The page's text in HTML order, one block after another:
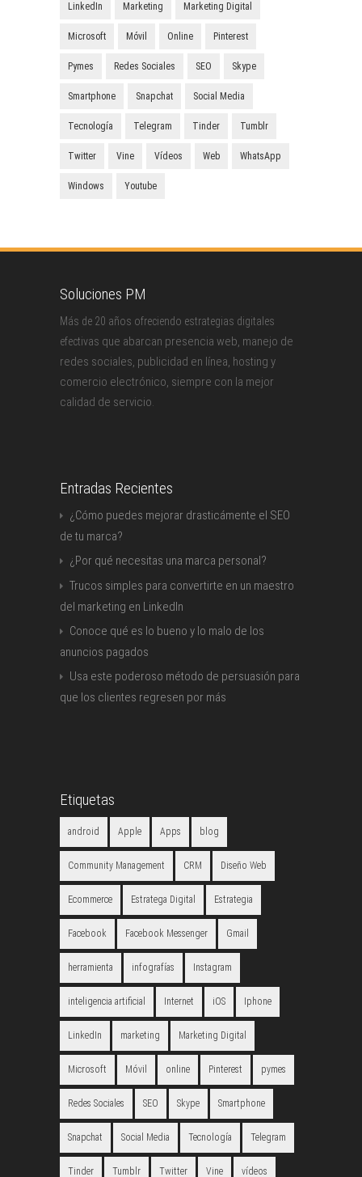
LinkedIn Marketing Marketing Digital
Microsoft Móvil Online Pinterest
Pymes Redes Sociales SEO Skype
Smartphone Snapchat Social Media
Tecnología Telegram Tinder Tumblr
Twitter Vine Vídeos Web WhatsApp
Windows Youtube
Soluciones PM
Más de 20 años ofreciendo estrategias digitales
efectivas que abarcan presencia web, manejo de
redes sociales, publicidad en línea, hosting y
comercio electrónico, siempre con la mejor
calidad de servicio.
Entradas Recientes
¿Cómo puedes mejorar drasticámente el SEO
de tu marca?
¿Por qué necesitas una marca personal?
Trucos simples para convertirte en un maestro
del marketing en LinkedIn
Conoce qué es lo bueno y lo malo de los
anuncios pagados
Usa este poderoso método de persuasión para
que los clientes regresen por más
Etiquetas
android Apple Apps blog
Community Management CRM Diseño Web
Ecommerce Estratega Digital Estrategia
Facebook Facebook Messenger Gmail
herramienta infografías Instagram
inteligencia artificial Internet iOS Iphone
LinkedIn marketing Marketing Digital
Microsoft Móvil online Pinterest pymes
Redes Sociales SEO Skype Smartphone
Snapchat Social Media Tecnología Telegram
Tinder Tumblr Twitter Vine vídeos